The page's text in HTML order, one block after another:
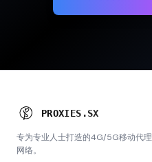
PROXIES .SX
专为专业人士打造的4G/5G移动代理
网络。